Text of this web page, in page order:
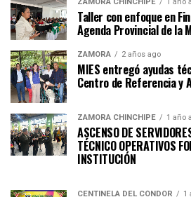
Taller con enfoque en
Agenda Provincial de la
ZAMORA 2 años ago
MIES entregó ayudas
Centro de Referencia y
ZAMORA CHINCHIPE 1 año
ASCENSO DE
TÉCNICO OPERATIVOS
CENTINELA DEL CÓNDOR 1